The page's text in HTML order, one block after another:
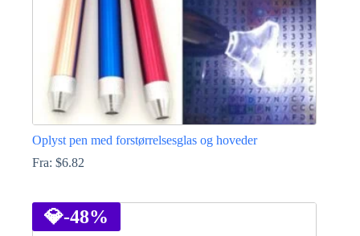
Oplyst pen med forstørrelsesglas og hoveder
Fra: $6.82
vare
har
flere
💎-48%